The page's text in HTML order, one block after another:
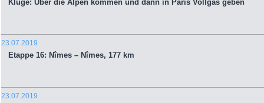
Kluge: Über die Alpen kommen und dann in Paris Vollgas geben
23.07.2019
Etappe 16: Nîmes – Nîmes, 177 km
23.07.2019